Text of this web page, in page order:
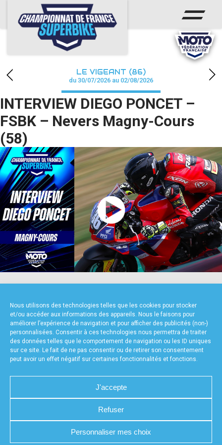
Nous utilisons des technologies telles que les cookies pour stocker
et/ou accéder aux informations des appareils. Nous le faisons pour
améliorer l’expérience de navigation et pour afficher des publicités (non-)
personnalisées. Consentir à ces technologies nous permettra de traiter
des données telles que le comportement de navigation ou les ID uniques
sur ce site. Le fait de ne pas consentir ou de retirer son consentement
peut avoir un effet négatif sur certaines fonctionnalités et fonctions.
J'accepte
Refuser
Personnaliser mes choix
ACCUEIL
CHAMPIONNAT
CALENDRIER
RÉSULTATS
PHOTOS / WEB TV
PARTENAIRES
PRESSE
PRESSE
accéder à la billetterie
LE VIGEANT (86)
du 30/07/2026 au 02/08/2026
INTERVIEW DIEGO PONCET –
FSBK – Nevers Magny-Cours
(58)
CHARTE DE CONFIDENTIALITÉ
NOUS CONTACTER